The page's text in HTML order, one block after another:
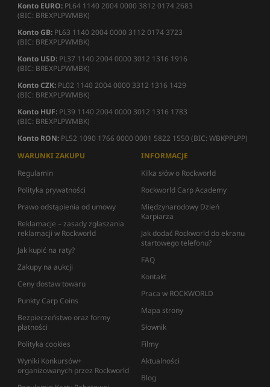
Konto EURO: PL64 1140 2004 0000 3812 0174 2683
(BIC: BREXPLPWMBK)
Konto GB: PL63 1140 2004 0000 3112 0174 3723
(BIC: BREXPLPWMBK)
Konto USD: PL37 1140 2004 0000 3012 1316 1916
(BIC: BREXPLPWMBK)
Konto CZK: PL02 1140 2004 0000 3312 1316 1429
(BIC: BREXPLPWMBK)
Konto HUF: PL39 1140 2004 0000 3012 1316 1783
(BIC: BREXPLPWMBK)
Konto RON: PL52 1090 1766 0000 0001 5822 1550 (BIC: WBKPPLPP)
WARUNKI ZAKUPU
Regulamin
Polityka prywatności
Prawo odstąpienia od umowy
Reklamacje – zasady zgłaszania
reklamacji w Rockworld
Jak kupić na raty?
Zakupy na aukcji
Ceny dostaw towaru
Punkty Carp Coins
Bezpieczeństwo oraz formy
płatności
Polityka cookies
Wyniki Konkursów+
organizowanych przez Rockworld
INFORMACJE
Kilka słów o Rockworld
Rockworld Carp Academy
Międzynarodowy Dzień
Karpiarza
Jak dodać Rockworld do ekranu
startowego telefonu?
FAQ
Kontakt
Praca w ROCKWORLD
Mapa strony
Słownik
Filmy
Aktualności
Blog